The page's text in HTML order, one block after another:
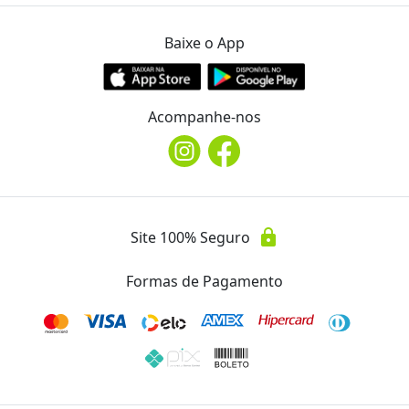
(43) 99660.6206
@empresariaa.da.beleza
Essa oferta ainda não possui avaliações.
Baixe o App
Acompanhe-nos
Site 100% Seguro lock
Formas de Pagamento